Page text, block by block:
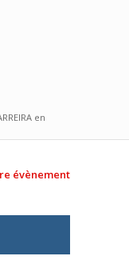
en
évènement